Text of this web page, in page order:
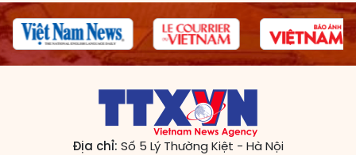
Địa chỉ: Số 5 Lý Thường Kiệt - Hà Nội